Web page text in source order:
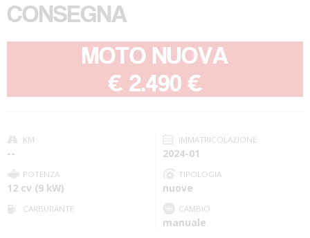
CONSEGNA
MOTO NUOVA
€ 2.490 €
KM
--
IMMATRICOLAZIONE
2024-01
POTENZA
12 cv (9 kW)
TIPOLOGIA
nuove
CARBURANTE CAMBIO
manuale